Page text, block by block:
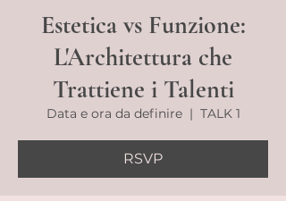
Estetica vs Funzione:
L'Architettura che
Trattiene i Talenti
Data e ora da definire
  |
TALK 1
RSVP